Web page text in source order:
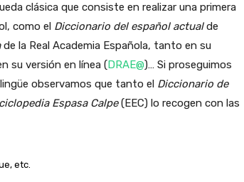
clásica que consiste en realizar una primera
como el Diccionario del español actualde
de la Real Academia Española, tanto en su
su versión en línea (DRAE@)… Si proseguimos
observamos que tanto el Diccionario de
EspasaCalpe(EEC) lo recogen con las
etc.